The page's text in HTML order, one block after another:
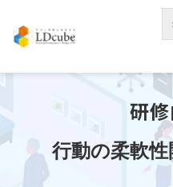
LDcube
サー
課題
研
行動の柔軟